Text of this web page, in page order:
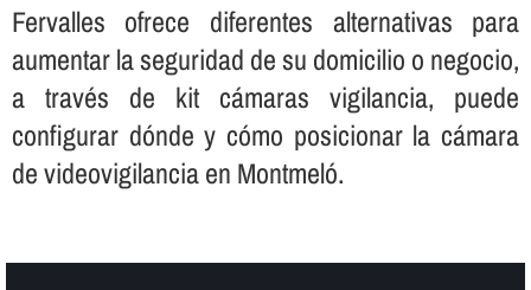
Fervalles ofrece diferentes alternativas para
aumentar la seguridad de su domicilio o negocio,
a través de kit cámaras vigilancia, puede
configurar dónde y cómo posicionar la cámara
de videovigilancia en Montmeló.